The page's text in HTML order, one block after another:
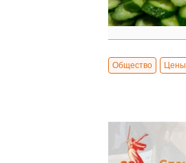
Общество Цены